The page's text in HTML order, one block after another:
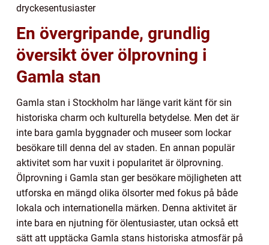
dryckesentusiaster
En övergripande, grundlig
översikt över ölprovning i
Gamla stan
Gamla stan i Stockholm har länge varit känt för sin
historiska charm och kulturella betydelse. Men det är
inte bara gamla byggnader och museer som lockar
besökare till denna del av staden. En annan populär
aktivitet som har vuxit i popularitet är ölprovning.
Ölprovning i Gamla stan ger besökare möjligheten att
utforska en mängd olika ölsorter med fokus på både
lokala och internationella märken. Denna aktivitet är
inte bara en njutning för ölentusiaster, utan också ett
sätt att upptäcka Gamla stans historiska atmosfär på